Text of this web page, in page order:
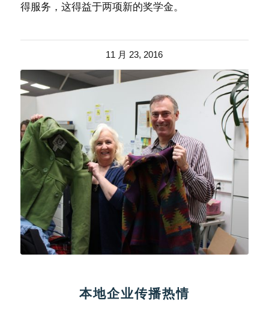
得服务，这得益于两项新的奖学金。
11 月 23, 2016
本地企业传播热情